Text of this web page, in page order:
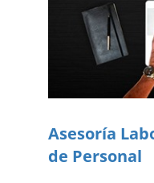
Asesoría
de Personal